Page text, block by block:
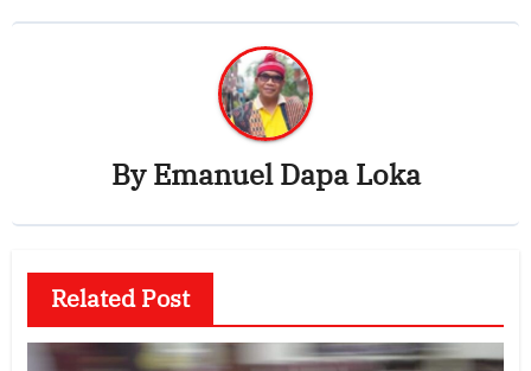
ByEmanuel Dapa Loka
Related Post